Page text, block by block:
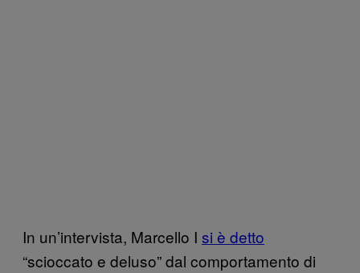
In un’intervista, Marcello I si è detto
“scioccato e deluso” dal comportamento di